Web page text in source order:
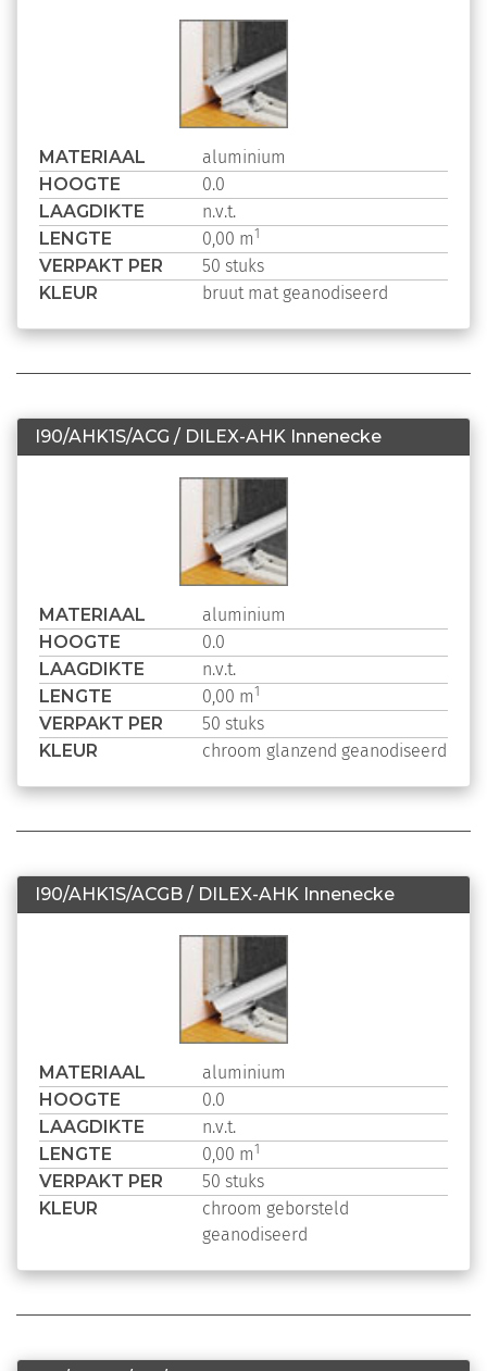
MATERIAAL aluminium
HOOGTE 0.0
LAAGDIKTE n.v.t.
LENGTE 0,00 m1
VERPAKT PER 50 stuks
KLEUR bruut mat geanodiseerd
I90/AHK1S/ACG / DILEX-AHK Innenecke
MATERIAAL aluminium
HOOGTE 0.0
LAAGDIKTE n.v.t.
LENGTE 0,00 m1
VERPAKT PER 50 stuks
KLEUR chroom glanzend geanodiseerd
I90/AHK1S/ACGB / DILEX-AHK Innenecke
MATERIAAL aluminium
HOOGTE 0.0
LAAGDIKTE n.v.t.
LENGTE 0,00 m1
VERPAKT PER 50 stuks
KLEUR
chroom geborsteld
geanodiseerd